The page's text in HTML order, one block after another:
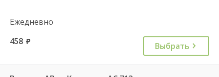
Ежедневно
458 руб. Выбрать